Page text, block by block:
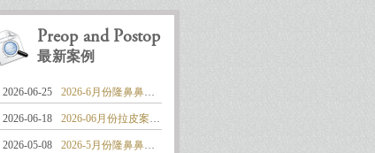
Preop and Postop
最新案例
2026-06-25 2026-6月份隆鼻鼻整形案例: 馬鞍形 ..
2026-06-18 2026-06月份拉皮案例:中下臉及頸部 ..
2026-05-08 2026-5月份隆鼻鼻整形案例: 嚴重攣 ..